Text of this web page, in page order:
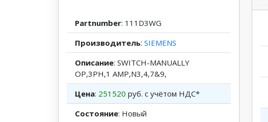
Partnumber: 111D3WG
Производитель: SIEMENS
Описание: SWITCH-MANUALLY
OP,3PH,1 AMP,N3,4,7&9,
Цена: 251520 руб. с учётом НДС*
Состояние: Новый